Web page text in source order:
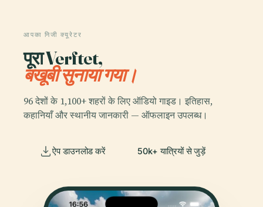
आपका निजी क्यूरेटर
पूरा Verftet,
बखूबी सुनाया गया।
96 देशों के 1,100+ शहरों के लिए ऑडियो गाइड। इतिहास,
कहानियाँ और स्थानीय जानकारी — ऑफलाइन उपलब्ध।
ऐप डाउनलोड करें 50k+ यात्रियों से जुड़ें